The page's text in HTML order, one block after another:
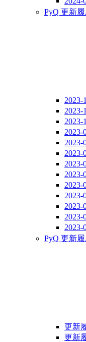
PyQ 更新
PyQ 更新
更新
更新